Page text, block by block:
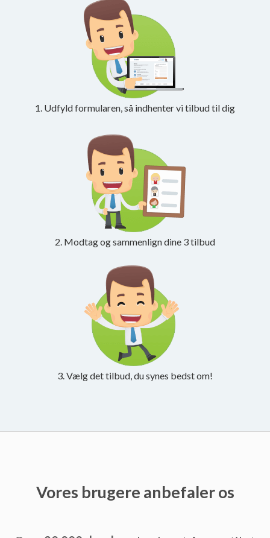
1. Udfyld formularen, så indhenter vi tilbud til dig
2. Modtag og sammenlign dine 3 tilbud
3. Vælg det tilbud, du synes bedst om!
Vores brugere anbefaler os